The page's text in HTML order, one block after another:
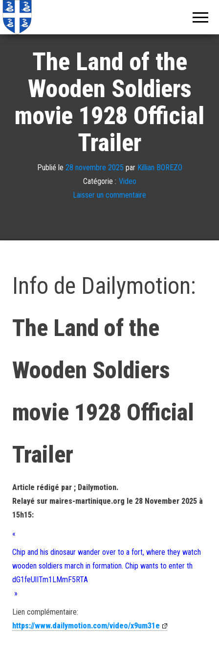
The Land of the
Wooden Soldiers
movie 1928 Official
Trailer
Publié le 28 novembre 2025 par Killian BOREZO
Catégorie : Video
Laisser un commentaire
Info de Dailymotion:
The Land of the
Wooden Soldiers
movie 1928 Official
Trailer
Article rédigé par ; Dailymotion.
Relayé sur maires-martinique.org le 28 November 2025 à
15h15:
«
Chip and his dinosaur wander over to a fort, where they watch
wooden soldiers march in formation. Chip wants to enter th
dG1feUlITm1LMmF5RTA
»
Lien complémentaire:
https://www.dailymotion.com/video/x9um31e